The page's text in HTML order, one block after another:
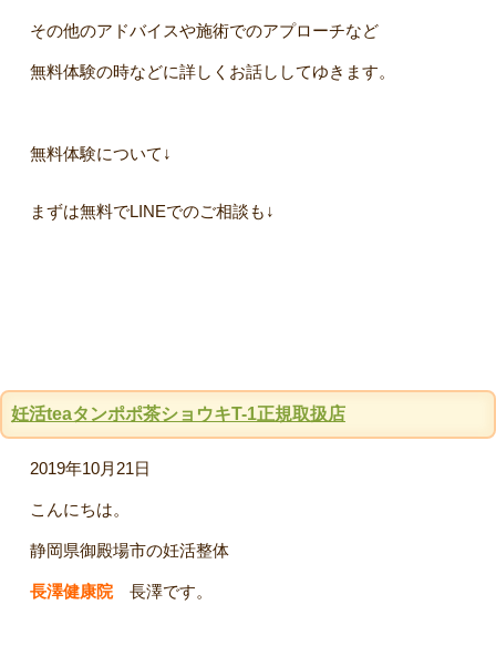
その他のアドバイスや施術でのアプローチなど
無料体験の時などに詳しくお話ししてゆきます。
無料体験について↓
まずは無料でLINEでのご相談も↓
妊活teaタンポポ茶ショウキT-1正規取扱店
2019年10月21日
こんにちは。
静岡県御殿場市の妊活整体
長澤健康院長澤です。